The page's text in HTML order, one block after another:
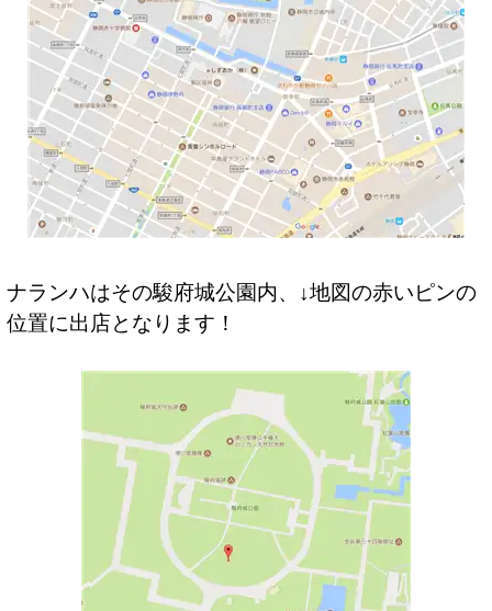
ナランハはその駿府城公園内、↓地図の赤いピンの
位置に出店となります！